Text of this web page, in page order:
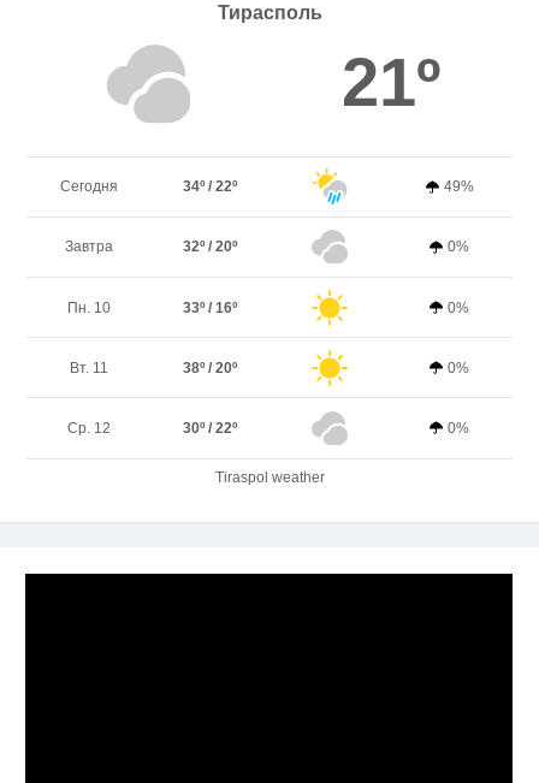
Тирасполь
21º
Сегодня 34º / 22º 49%
Завтра 32º / 20º 0%
Пн. 10 33º / 16º 0%
Вт. 11 38º / 20º 0%
Ср. 12 30º / 22º 0%
Tiraspol weather